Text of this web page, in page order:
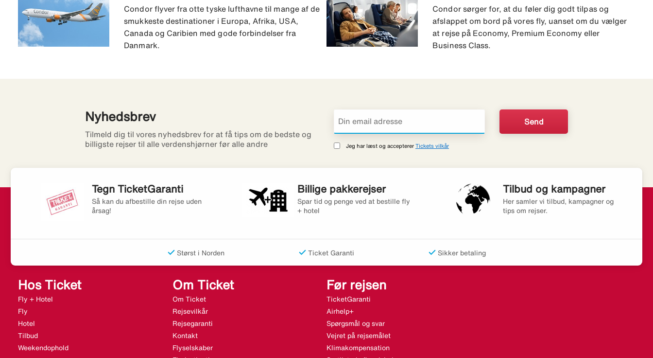
Condor flyver fra otte tyske lufthavne til mange af de
smukkeste destinationer i Europa, Afrika, USA,
Canada og Caribien med gode forbindelser fra
Danmark.
Condor sørger for, at du føler dig godt tilpas og
afslappet om bord på vores fly, uanset om du vælger
at rejse på Economy, Premium Economy eller
Business Class.
Nyhedsbrev
Tilmeld dig til vores nyhedsbrev for at få tips om de bedste og
billigste rejser til alle verdenshjørner før alle andre
Jeg har læst og accepterer Tickets vilkår
Tegn TicketGaranti
Så kan du afbestille din rejse uden
årsag!
Billige pakkerejser
Spar tid og penge ved at bestille fly
+ hotel
Tilbud og kampagner
Her samler vi tilbud, kampagner og
tips om rejser.
Størst i Norden Ticket Garanti Sikker betaling
Hos Ticket
Fly + Hotel
Fly
Hotel
Tilbud
Weekendophold
Om Ticket
Om Ticket
Rejsevilkår
Rejsegaranti
Kontakt
Flyselskaber
Før rejsen
TicketGaranti
Airhelp+
Spørgsmål og svar
Vejret på rejsemålet
Klimakompensation